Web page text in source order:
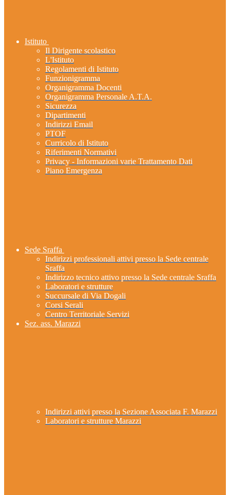
Istituto
Il Dirigente scolastico
L'Istituto
Regolamenti di Istituto
Funzionigramma
Organigramma Docenti
Organigramma Personale A.T.A.
Sicurezza
Dipartimenti
Indirizzi Email
PTOF
Curricolo di Istituto
Riferimenti Normativi
Privacy - Informazioni varie Trattamento Dati
Piano Emergenza
Sede Sraffa
Indirizzi professionali attivi presso la Sede centrale
Sraffa
Indirizzo tecnico attivo presso la Sede centrale Sraffa
Laboratori e strutture
Succursale di Via Dogali
Corsi Serali
Centro Territoriale Servizi
Sez. ass. Marazzi
Indirizzi attivi presso la Sezione Associata F. Marazzi
Laboratori e strutture Marazzi